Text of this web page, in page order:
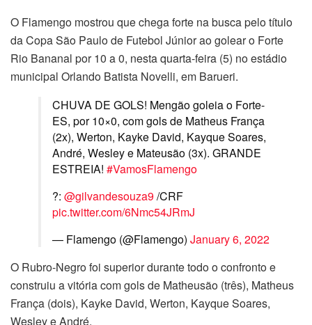
O Flamengo mostrou que chega forte na busca pelo título
da Copa São Paulo de Futebol Júnior ao golear o Forte
Rio Bananal por 10 a 0, nesta quarta-feira (5) no estádio
municipal Orlando Batista Novelli, em Barueri.
CHUVA DE GOLS! Mengão goleia o Forte-
ES, por 10×0, com gols de Matheus França
(2x), Werton, Kayke David, Kayque Soares,
André, Wesley e Mateusão (3x). GRANDE
ESTREIA! #VamosFlamengo
?: @gilvandesouza9/CRF
pic.twitter.com/6Nmc54JRmJ
— Flamengo (@Flamengo) January 6, 2022
O Rubro-Negro foi superior durante todo o confronto e
construiu a vitória com gols de Matheusão (três), Matheus
França (dois), Kayke David, Werton, Kayque Soares,
Wesley e André.